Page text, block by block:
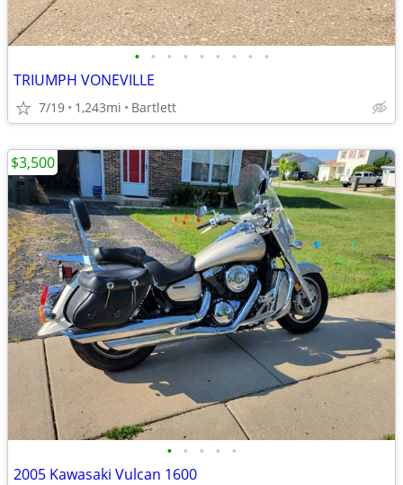
• • • • • • • • •
TRIUMPH VONEVILLE
7/19 1,243mi Bartlett
• • • • •
2005 Kawasaki Vulcan 1600
$3,500